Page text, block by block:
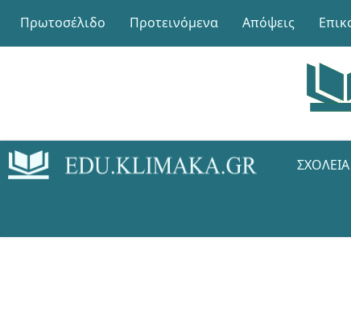
Πρωτοσέλιδο Προτεινόμενα Απόψεις
ΣΧΟΛΕΊΑ